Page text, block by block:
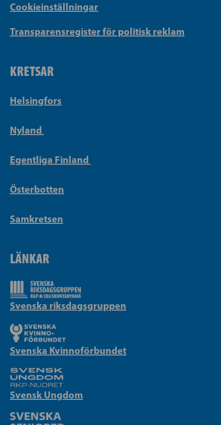
Cookieinställningar
Transparensregister för politisk reklam
KRETSAR
Helsingfors
Nyland
Egentliga Finland
Österbotten
Samkretsen
LÄNKAR
Svenska riksdagsgruppen
Svenska Kvinnoförbundet
Svensk Ungdom